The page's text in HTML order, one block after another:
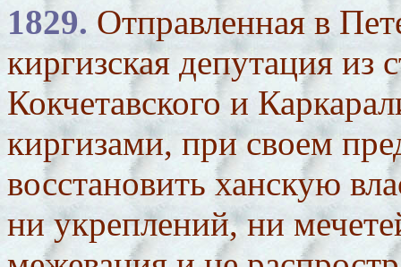
1829. Отправленная в
киргизская депутация из
Кокчетавского и
киргизами, при своем
восстановить ханскую
ни укреплений, ни